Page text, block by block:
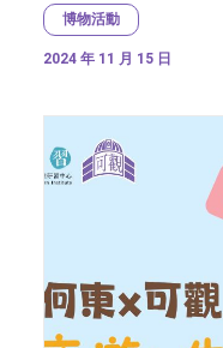
博物活動
2024 年 11 月 15 日